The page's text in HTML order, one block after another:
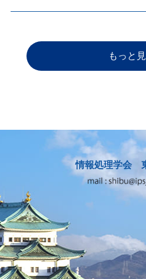
もっと
情報処理学会